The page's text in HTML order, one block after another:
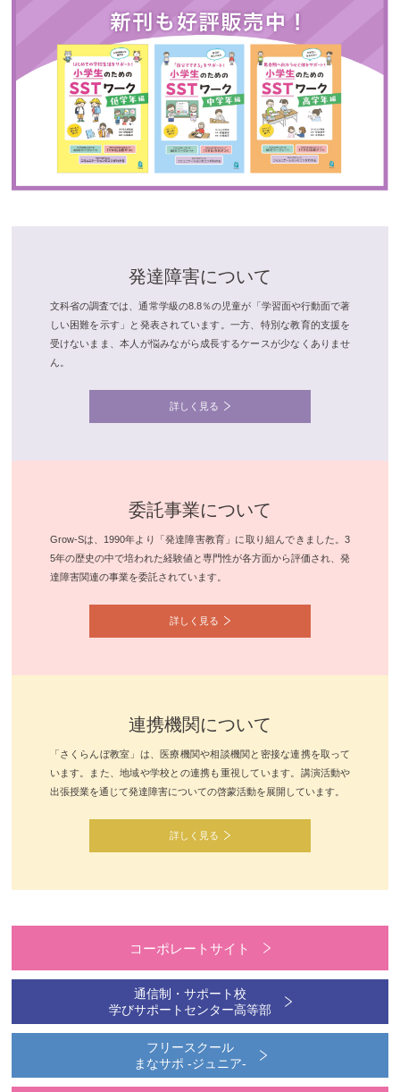
発達障害について
文科省の調査では、通常学級の8.8％の児童が「学習面や行動面で著
しい困難を示す」と発表されています。一方、特別な教育的支援を
受けないまま、本人が悩みながら成長するケースが少なくありませ
ん。
詳しく見る
委託事業について
Grow-Sは、1990年より「発達障害教育」に取り組んできました。3
5年の歴史の中で培われた経験値と専門性が各方面から評価され、発
達障害関連の事業を委託されています。
詳しく見る
連携機関について
「さくらんぼ教室」は、医療機関や相談機関と密接な連携を取って
います。また、地域や学校との連携も重視しています。講演活動や
出張授業を通じて発達障害についての啓蒙活動を展開しています。
詳しく見る
コーポレートサイト
通信制・サポート校
学びサポートセンター高等部
フリースクール
まなサポ -ジュニア-